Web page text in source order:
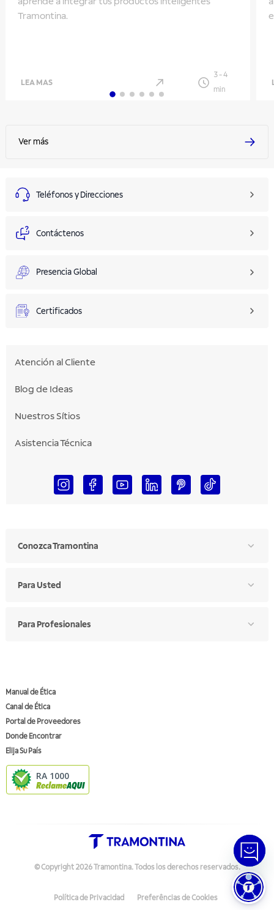
Tramontina.
LEA MAS
3-4
min
Ver más
Teléfonos y Direcciones
Contáctenos
Presencia Global
Certificados
Atención al Cliente
Blog de Ideas
Nuestros Sítios
Asistencia Técnica
Conozca Tramontina
Para Usted
Para Profesionales
Manual de Ética
Canal de Ética
Portal de Proveedores
Donde Encontrar
Elija Su País
RA 1000
Política de Privacidad Preferências de Cookies
© Copyright 2026Tramontina.Todos los derechos reservados.